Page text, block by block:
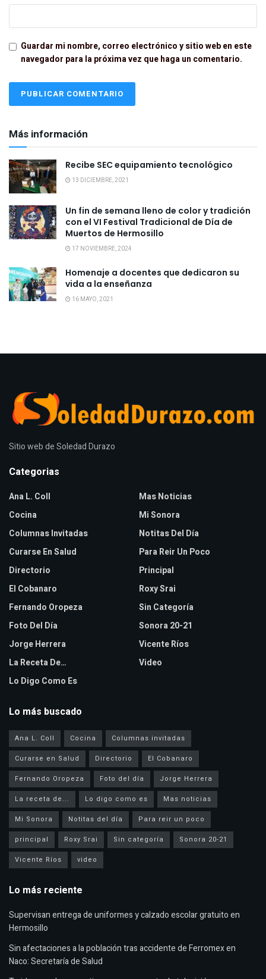
Guardar mi nombre, correo electrónico y sitio web en este
navegador para la próxima vez que haga un comentario.
Más información
Recibe SEC equipamiento tecnológico
13 DICIEMBRE, 2021
Un fin de semana lleno de color y tradición
con el VI Festival Tradicional de Día de
Muertos de Hermosillo
17 NOVIEMBRE, 2024
Homenaje a docentes que dedicaron su
vida a la enseñanza
16 MAYO, 2021
Sitio web de Soledad Durazo
Categorias
Ana L. Coll
Cocina
Columnas Invitadas
Curarse En Salud
Directorio
El Cobanaro
Fernando Oropeza
Foto Del Día
Jorge Herrera
La Receta De…
Lo Digo Como Es
Mas Noticias
Mi Sonora
Notitas Del Día
Para Reir Un Poco
Principal
Roxy Srai
Sin Categoría
Sonora 20-21
Vicente Ríos
Video
Lo más buscado
Ana L. Coll Cocina
Columnas invitadas
Curarse en Salud
Directorio
El Cobanaro
Fernando Oropeza
Foto del día
Jorge Herrera
La receta de...
Lo digo como es
Mas noticias
Mi Sonora
Notitas del día
Para reir un poco
principal
Roxy Srai Sin categoría
Sonora 20-21
Vicente Ríos
video
Lo más reciente
Supervisan entrega de uniformes y calzado escolar gratuito en
Hermosillo
Sin afectaciones a la población tras accidente de Ferromex en
Naco: Secretaría de Salud